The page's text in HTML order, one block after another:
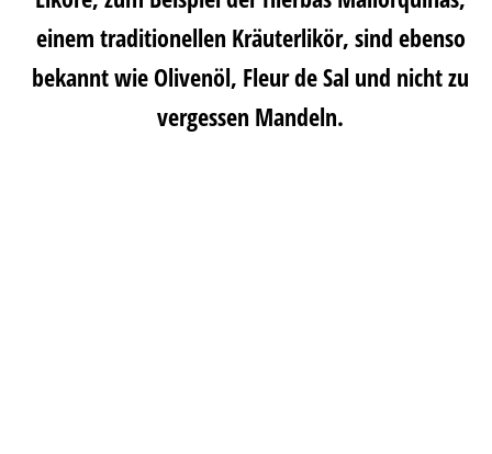
einem traditionellen Kräuterlikör, sind ebenso
bekannt wie Olivenöl, Fleur de Sal und nicht zu
vergessen Mandeln.